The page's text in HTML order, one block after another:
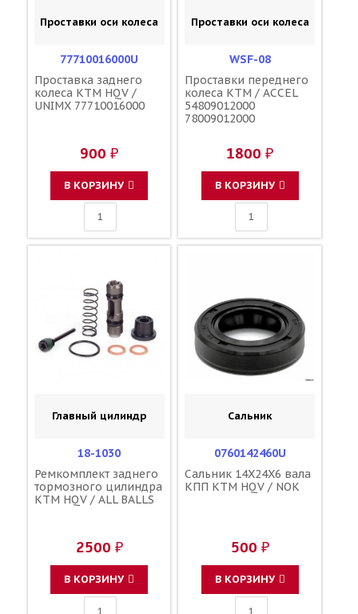
Проставки оси колеса
77710016000U
Проставка заднего
колеса KTM HQV /
UNIMX 77710016000
900 ₽
В КОРЗИНУ
Проставки оси колеса
WSF-08
Проставки переднего
колеса KTM / ACCEL
54809012000
78009012000
1800 ₽
В КОРЗИНУ
Главный цилиндр
18-1030
Ремкомплект заднего
тормозного цилиндра
KTM HQV / ALL BALLS
2500 ₽
В КОРЗИНУ
Сальник
0760142460U
Сальник 14X24X6 вала
КПП KTM HQV / NOK
500 ₽
В КОРЗИНУ